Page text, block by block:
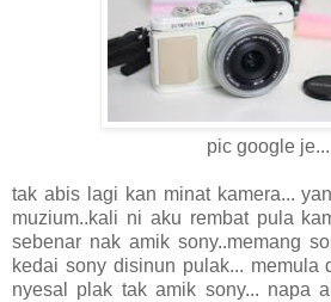
pic google je...
tak abis lagi kan minat kamera...
muzium..kali ni aku rembat pula
sebenar nak amik sony..memang
kedai sony disinun pulak... memula
nyesal plak tak amik sony... napa